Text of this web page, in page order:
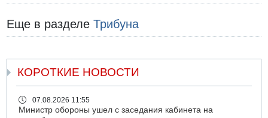
Еще в разделеТрибуна
КОРОТКИЕ НОВОСТИ
07.08.2026 11:55
Министр обороны ушел с заседания кабинета на